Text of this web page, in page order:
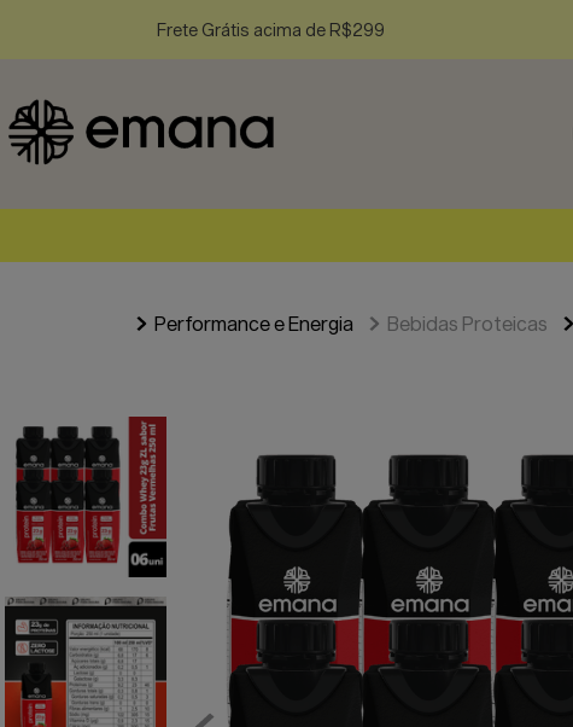
Frete Grátis acima de R$299
Performance e Energia
Bebidas Proteicas